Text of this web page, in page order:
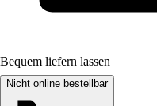
Bequem liefern lassen
Nicht online bestellbar